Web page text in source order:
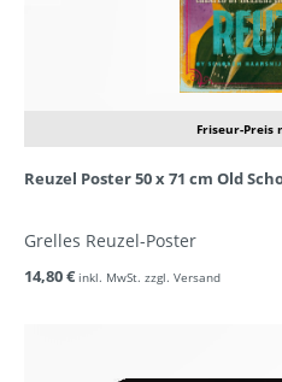
Friseur-Preis
Reuzel Poster 50 x 71 cm Old
Grelles Reuzel-Poster
14,80 € inkl. MwSt. zzgl. Versand